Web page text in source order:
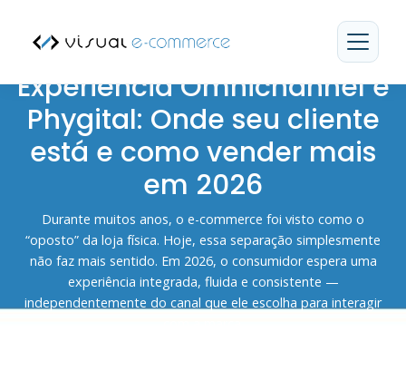
Artigos
Experiência Omnichannel e
Phygital: Onde seu cliente
está e como vender mais
em 2026
Durante muitos anos, o e-commerce foi visto como o
“oposto” da loja física. Hoje, essa separação simplesmente
não faz mais sentido. Em 2026, o consumidor espera uma
experiência integrada, fluida e consistente —
independentemente do canal que ele escolha para interagir